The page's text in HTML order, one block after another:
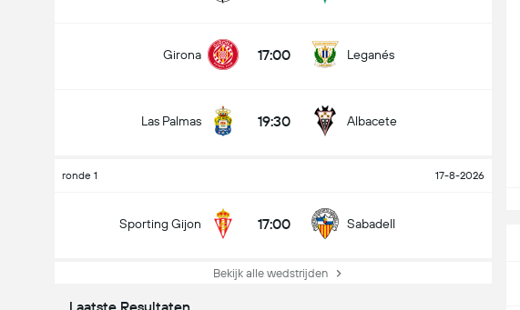
Girona 17:00 Leganés
Las Palmas 19:30 Albacete
ronde 1 17-8-2026
Sporting Gijon 17:00 Sabadell
Bekijk alle wedstrijden